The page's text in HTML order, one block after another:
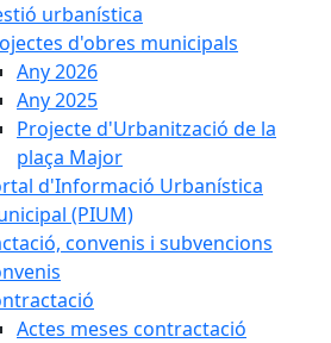
urbanística
d'obres municipals
Any 2026
Any 2025
Projecte d'Urbanització de la
plaça Major
d'Informació Urbanística
(PIUM)
convenis i subvencions
Actes meses contractació